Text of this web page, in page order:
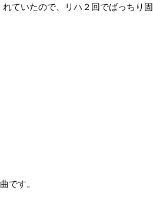
ていたので、リハ２回でばっちり固
です。